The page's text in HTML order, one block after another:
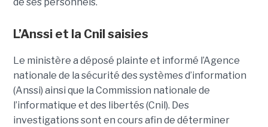
L’Anssi et la Cnil saisies
Le ministère a déposé plainte et informé l’Agence
nationale de la sécurité des systèmes d’information
(Anssi) ainsi que la Commission nationale de
l’informatique et des libertés (Cnil). Des
investigations sont en cours afin de déterminer